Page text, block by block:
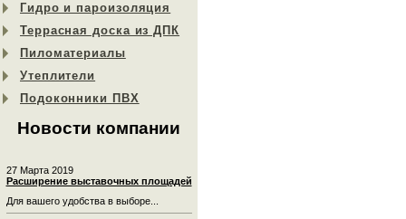
Гидро и пароизоляция
Террасная доска из ДПК
Пиломатериалы
Утеплители
Подоконники ПВХ
Новости компании
27 Марта 2019
Расширение выставочных площадей
Для вашего удобства в выборе...